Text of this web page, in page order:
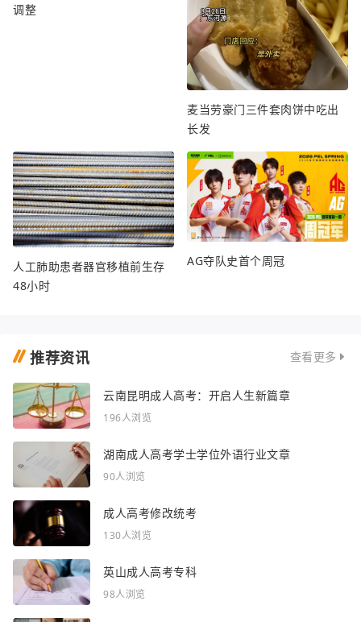
调整
麦当劳豪门三件套肉饼中吃出
长发
人工肺助患者器官移植前生存
48小时
AG夺队史首个周冠
推荐资讯 查看更多
云南昆明成人高考：开启人生新篇章
196人浏览
湖南成人高考学士学位外语行业文章
90人浏览
成人高考修改统考
130人浏览
英山成人高考专科
98人浏览